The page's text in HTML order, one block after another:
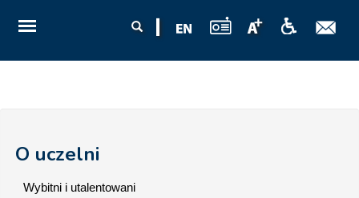
wyszukiwania
O uczelni
Wybitni i utalentowani